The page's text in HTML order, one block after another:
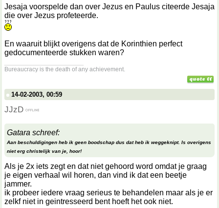
Jesaja voorspelde dan over Jezus en Paulus citeerde Jesaja
die over Jezus profeteerde.
En waaruit blijkt overigens dat de Korinthien perfect
gedocumenteerde stukken waren?
Bureaucracy is the death of any achievement.
14-02-2003, 00:59
JJzD
Gatara schreef:
Aan beschuldigingen heb ik geen boodschap dus dat heb ik weggeknipt. Is overigens
niet erg christelijk van je, hoor!
Als je 2x iets zegt en dat niet gehoord word omdat je graag
je eigen verhaal wil horen, dan vind ik dat een beetje
jammer.
ik probeer iedere vraag serieus te behandelen maar als je er
zelkf niet in geintresseerd bent hoeft het ook niet.